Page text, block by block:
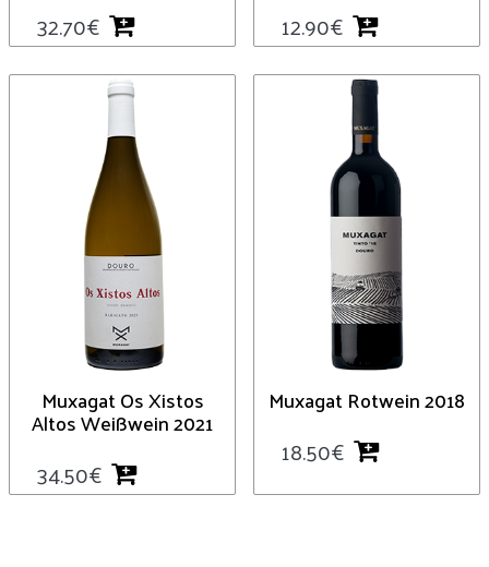
32.70€ 12.90€
Muxagat Os Xistos
Altos Weißwein 2021
34.50€
Muxagat Rotwein 2018
18.50€